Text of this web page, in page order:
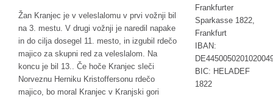
Žan Kranjec je v veleslalomu v prvi vožnji bil
na 3. mestu. V drugi vožnji je naredil napake
in do cilja dosegel 11. mesto, in izgubil rdečo
majico za skupni red za veleslalom. Na
koncu je bil 13.. Če hoče Kranjec sleči
Norveznu Herniku Kristoffersonu rdečo
majico, bo moral Kranjec v Kranjski gori
Frankfurter
Sparkasse 1822,
Frankfurt
IBAN:
BIC: HELADEF
1822